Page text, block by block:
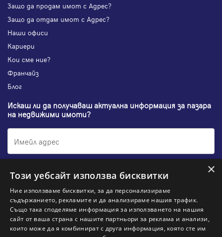
Защо да продам имот с Адрес?
Защо да отдам имот с Адрес?
Наши офиси
Кариери
Кои сме ние?
Франчайз
Блог
Искаш ли да получаваш актуална информация за пазара
на недвижими имоти?
Абонирам се
НАЙ-ПОПУЛЯРНИ ТЪРСЕНИЯ:
×
Този уебсайт използва бисквитки
Ние използваме бисквитки, за да персонализираме
съдържанието, рекламите и да анализираме нашия трафик.
Също така споделяме информация за използването на нашия
сайт от ваша страна с нашите партньори за реклама и анализи,
които може да я комбинират с друга информация, която сте им